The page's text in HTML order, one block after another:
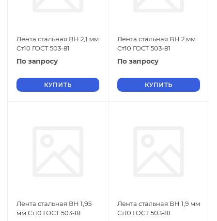
Лента стальная ВН 2,1 мм
Ст10 ГОСТ 503-81
По запросу
КУПИТЬ
Лента стальная ВН 2 мм
Ст10 ГОСТ 503-81
По запросу
КУПИТЬ
Лента стальная ВН 1,95
мм Ст10 ГОСТ 503-81
Лента стальная ВН 1,9 мм
Ст10 ГОСТ 503-81